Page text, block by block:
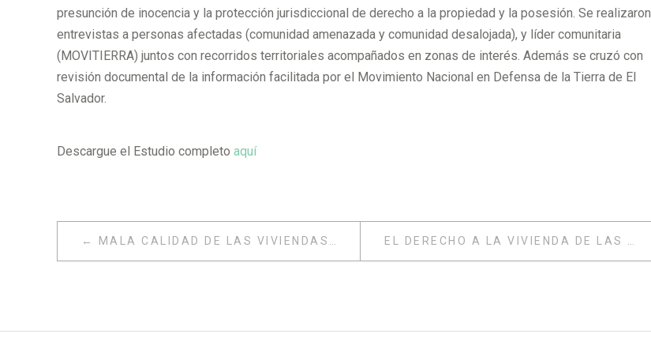
presunción de inocencia y la protección jurisdiccional de derecho a la propiedad y la posesión. Se realizaron
entrevistas a personas afectadas (comunidad amenazada y comunidad desalojada), y líder comunitaria
(MOVITIERRA) juntos con recorridos territoriales acompañados en zonas de interés. Además se cruzó con
revisión documental de la información facilitada por el Movimiento Nacional en Defensa de la Tierra de El
Salvador.
Descargue el Estudio completo aquí
NAVEGACIÓN
DE
MALA CALIDAD DE LAS VIVIENDAS ENTREGADAS POR EL ESTADO A LAS VÍCTIMAS DEL CONFLICTO ARMADO EN LA COMUNIDAD DEL BARRIO BUENA VISTA II, MUNICIPIO DE VILLA DEL ROSARIO